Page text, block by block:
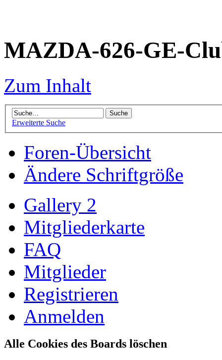
MAZDA-626-GE-
Zum Inhalt
Erweiterte Suche
Foren-Übersicht
Ändere Schriftgröße
Gallery 2
Mitgliederkarte
FAQ
Mitglieder
Registrieren
Anmelden
Alle Cookies des Boards löschen